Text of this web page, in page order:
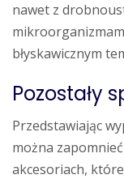
nawet z
błyskawicznym
Pozostały
Przedstawiając
można
akcesoriach,